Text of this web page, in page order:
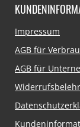
Navigation
Impressum
AGB für
AGB für